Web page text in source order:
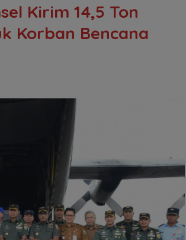
Kirim 14,5 Ton
Korban Bencana